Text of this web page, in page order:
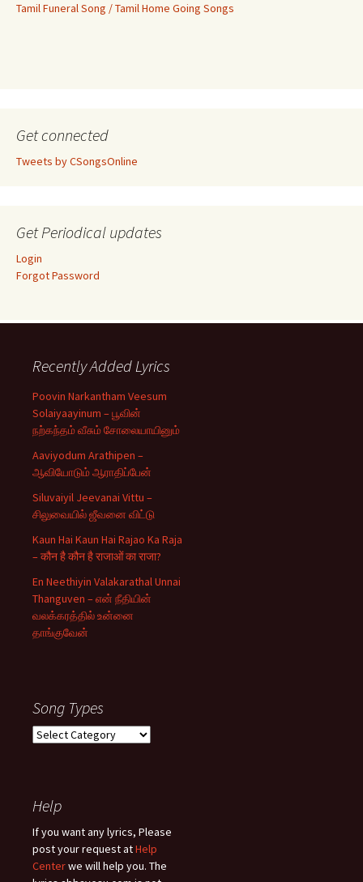
Tamil Funeral Song / Tamil Home Going Songs
Get connected
Tweets by CSongsOnline
Get Periodical updates
Login
Forgot Password
Recently Added Lyrics
Poovin Narkantham Veesum
Solaiyaayinum – பூவின்
நற்கந்தம் வீசும் சோலையாயினும்
Aaviyodum Arathipen –
ஆவியோடும் ஆராதிப்பேன்
Siluvaiyil Jeevanai Vittu –
சிலுவையில் ஜீவனை விட்டு
Kaun Hai Kaun Hai Rajao Ka Raja
– कौन है कौन है राजाओं का राजा?
En Neethiyin Valakarathal Unnai
Thanguven – என் நீதியின்
வலக்கரத்தில் உன்னை
தாங்குவேன்
Song Types
Song
Help
If you want any lyrics, Please
post your request atHelp
Centerwe will help you. The